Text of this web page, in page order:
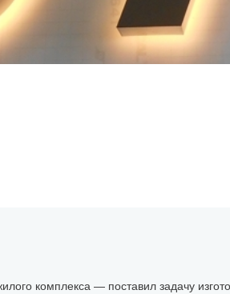
комплекса — поставил задачу